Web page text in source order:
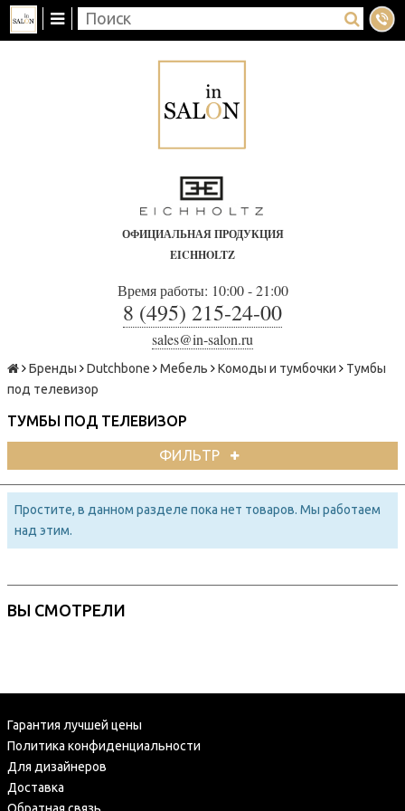
ОФИЦИАЛЬНАЯ ПРОДУКЦИЯ
EICHHOLTZ
Время работы: 10:00 - 21:00
8 (495) 215-24-00
sales@in-salon.ru
Бренды Dutchbone Мебель Комоды и тумбочки
Тумбы
под телевизор
ТУМБЫ ПОД ТЕЛЕВИЗОР
ФИЛЬТР
Простите, в данном разделе пока нет товаров. Мы работаем
над этим.
ВЫ СМОТРЕЛИ
Гарантия лучшей цены
Политика конфиденциальности
Для дизайнеров
Доставка
Обратная связь